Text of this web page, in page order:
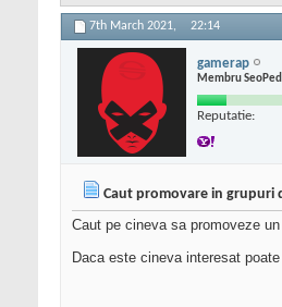
7th March 2021, 22:14
gamerap
Membru
Reputatie:
Caut promovare in grupuri
Caut pe cineva sa promoveze
Daca este cineva interesat